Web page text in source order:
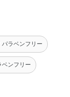
パラベンフリー
ベンフリー